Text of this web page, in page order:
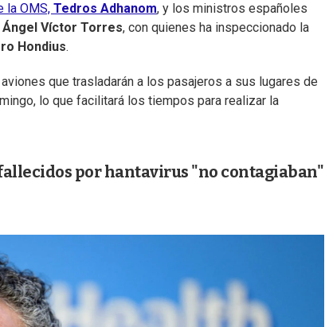
la OMS, Tedros Adhanom, y los ministros españoles
Ángel Víctor Torres, con quienes ha inspeccionado la
Hondius.
que trasladarán a los pasajeros a sus lugares de
lo que facilitará los tiempos para realizar la
por hantavirus "no contagiaban"